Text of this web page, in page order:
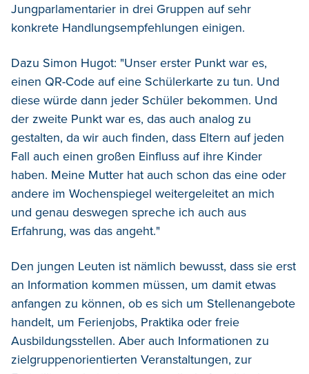
Jungparlamentarier in drei Gruppen auf sehr
konkrete Handlungsempfehlungen einigen.
Dazu Simon Hugot: "Unser erster Punkt war es,
einen QR-Code auf eine Schülerkarte zu tun. Und
diese würde dann jeder Schüler bekommen. Und
der zweite Punkt war es, das auch analog zu
gestalten, da wir auch finden, dass Eltern auf jeden
Fall auch einen großen Einfluss auf ihre Kinder
haben. Meine Mutter hat auch schon das eine oder
andere im Wochenspiegel weitergeleitet an mich
und genau deswegen spreche ich auch aus
Erfahrung, was das angeht."
Den jungen Leuten ist nämlich bewusst, dass sie erst
an Information kommen müssen, um damit etwas
anfangen zu können, ob es sich um Stellenangebote
handelt, um Ferienjobs, Praktika oder freie
Ausbildungsstellen. Aber auch Informationen zu
zielgruppenorientierten Veranstaltungen, zur